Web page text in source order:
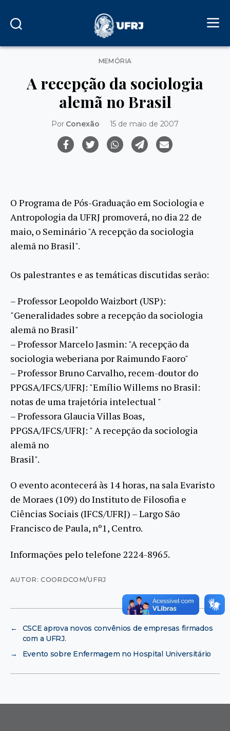
Categorias
MEMÓRIA
A recepção da sociologia
alemã no Brasil
Por Conexão 15 de maio de 2007
O Programa de Pós-Graduação em Sociologia e
Antropologia da UFRJ promoverá, no dia 22 de
maio, o Seminário "A recepção da sociologia
alemã no Brasil".
Os palestrantes e as temáticas discutidas serão:
– Professor Leopoldo Waizbort (USP):
"Generalidades sobre a recepção da sociologia
alemã no Brasil"
– Professor Marcelo Jasmin: "A recepção da
sociologia weberiana por Raimundo Faoro"
– Professor Bruno Carvalho, recem-doutor do
PPGSA/IFCS/UFRJ: "Emílio Willems no Brasil:
notas de uma trajetória intelectual "
– Professora Glaucia Villas Boas,
PPGSA/IFCS/UFRJ: " A recepção da sociologia
alemã no
Brasil".
O evento acontecerá às 14 horas, na sala Evaristo
de Moraes (109) do Instituto de Filosofia e
Ciências Sociais (IFCS/UFRJ) – Largo São
Francisco de Paula, nº1, Centro.
Informações pelo telefone 2224-8965.
AUTOR: COORDCOM/UFRJ
←
CSCE aprova novos convênios de empresas firmados
com a UFRJ.
→
Evento sobre Enfermagem no Hospital Universitário